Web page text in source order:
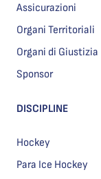
Assicurazioni
Organi Territoriali
Organi di Giustizia
Sponsor
DISCIPLINE
Hockey
Para Ice Hockey